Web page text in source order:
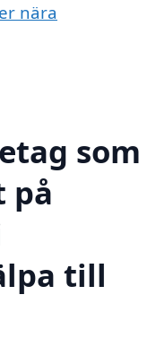
nära
som
på
till